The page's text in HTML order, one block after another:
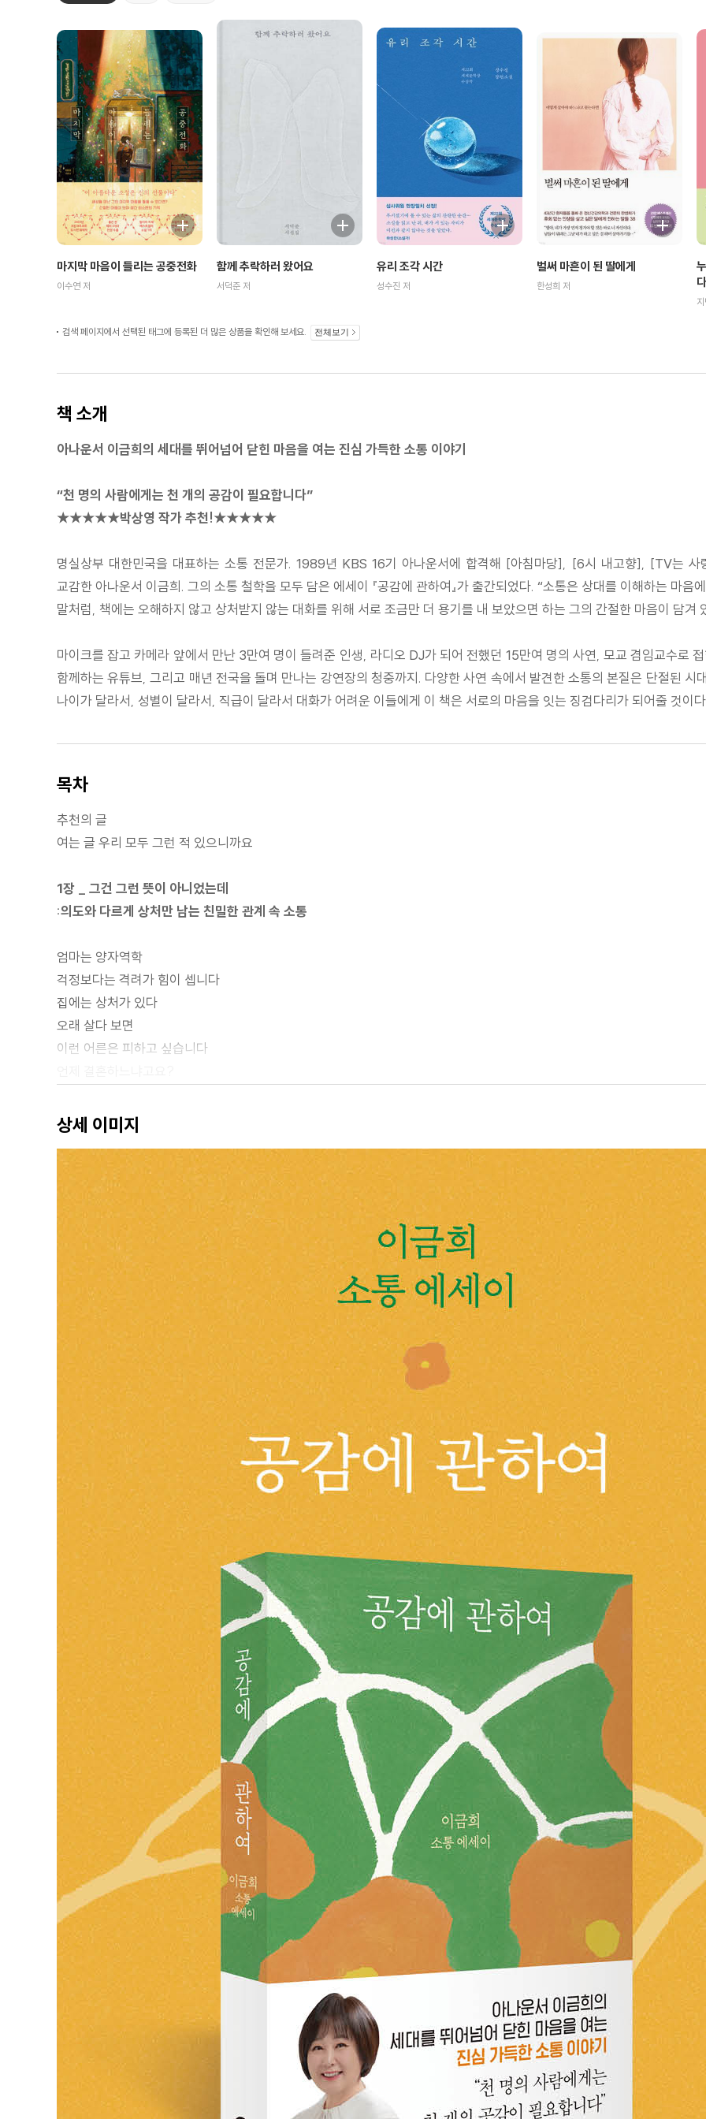
마지막 마음이 들리는 공중전화
이수연 저
함께 추락하러 왔어요
서덕준 저
유리 조각 시간
성수진 저
벌써 마흔이 된 딸에게
한성희 저
다
검색 페이지에서 선택된 태그에 등록된 더 많은 상품을 확인해 보세요. 전체보기
책 소개
아나운서 이금희의 세대를 뛰어넘어 닫힌 마음을 여는 진심 가득한 소통 이야기
“천 명의 사람에게는 천 개의 공감이 필요합니다”
★★★★★박상영 작가 추천!★★★★★
명실상부 대한민국을 대표하는 소통 전문가. 1989년 KBS 16기 아나운서에 합격해 [아침마당], [6시 내고향], [TV는
교감한 아나운서 이금희. 그의 소통 철학을 모두 담은 에세이 『공감에 관하여』가 출간되었다. “소통은 상대를 이해하는 마
말처럼, 책에는 오해하지 않고 상처받지 않는 대화를 위해 서로 조금만 더 용기를 내 보았으면 하는 그의 간절한 마음이 담겨
마이크를 잡고 카메라 앞에서 만난 3만여 명이 들려준 인생, 라디오 DJ가 되어 전했던 15만여 명의 사연, 모교 겸임교수로
함께하는 유튜브, 그리고 매년 전국을 돌며 만나는 강연장의 청중까지. 다양한 사연 속에서 발견한 소통의 본질은 단절된 시
나이가 달라서, 성별이 달라서, 직급이 달라서 대화가 어려운 이들에게 이 책은 서로의 마음을 잇는 징검다리가 되어줄 것이
목차
추천의 글
여는 글 우리 모두 그런 적 있으니까요
1장 _ 그건 그런 뜻이 아니었는데
:의도와 다르게 상처만 남는 친밀한 관계 속 소통
엄마는 양자역학
걱정보다는 격려가 힘이 셉니다
집에는 상처가 있다
오래 살다 보면
이런 어른은 피하고 싶습니다
블랙 아이스
가족에게 들은 말은 왜 평생 잊히지 않을까
엄마의 마리오네트
한국 돈으로 얼마니?
2장 _ 서로의 다름을 인정하자고요
: 직급도, 세대도 달라 어려운 사회생활 속 소통
회식 메뉴도 취존해 주세요
후라이의 꿈
자꾸 그만두는 이유
미스 리라고요?
성희롱 금지
고통은 나약함의 증거가 아니에요
너는 이제 노예다 (부제: 그림자 같은 21개월)
둘이라서 불편해요
우리 엄마가 아니잖아요
아르바이트라서
축의금 5천 원
강제 커밍아웃
3장 _ 나는 왜 내 말에 상처받을까?
: 공감의 본질이 되는 나와의 소통
혼자인 걸 두려워 마세요
내 팀의 팀장
자기 연민
다락방
비교는 이제 그만
아! 잘 쉬었다
나를 안다는 것
무선 이어폰
루틴
무해력
하버드의 연구 결과
책을 좋아하세요?
4장 _ 진정한 소통을 하고 싶다면
:굳게 닫힌 마음을 열게 하는 대화법
듣고 싶은 말을 그대로 하세요
상세 이미지